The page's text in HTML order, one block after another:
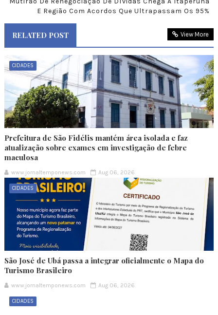
E Região Com Acordos Que Ultrapassam Os 95%
RELATED POST View More
CIDADES
Prefeitura de São Fidélis mantém área isolada e faz
atualização sobre exames em investigação de febre
maculosa
www.jornaltemponews.com Aug 06, 2026
CIDADES
São José de Ubá passa a integrar oficialmente o Mapa do
Turismo Brasileiro
www.jornaltemponews.com Aug 06, 2026
CIDADES